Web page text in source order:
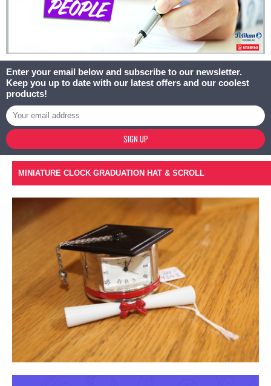
Enter your email below and subscribe to our newsletter.
Keep you up to date with our latest offers and our coolest
products!
SIGN UP
MINIATURE CLOCK GRADUATION HAT & SCROLL